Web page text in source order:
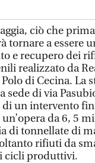
ciò che
tornare a essere
e recupero dei
realizzato da
di Cecina. La
di via
un intervento
da 6, 5
di tonnellate di
rifiuti da
cicli produttivi.